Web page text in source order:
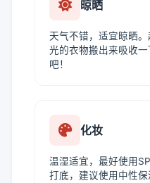
晾晒
天气不错，适宜晾晒
光的衣物搬出来吸收
吧！
化妆
温湿适宜，最好使用
打底，建议使用中性保